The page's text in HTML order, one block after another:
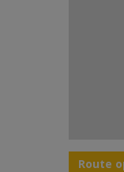
Route